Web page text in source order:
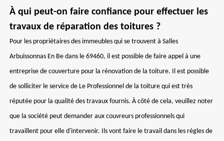
À qui peut-on faire confiance pour effectuer les
travaux de réparation des toitures ?
Pour les propriétaires des immeubles qui se trouvent à Salles
Arbuissonnas En Be dans le 69460, il est possible de faire appel à une
entreprise de couverture pour la rénovation de la toiture. Il est possible
de solliciter le service de Le Professionnel de la toiture qui est très
réputée pour la qualité des travaux fournis. À côté de cela, veuillez noter
que la société peut demander aux couvreurs professionnels qui
travaillent pour elle d'intervenir. Ils vont faire le travail dans les règles de